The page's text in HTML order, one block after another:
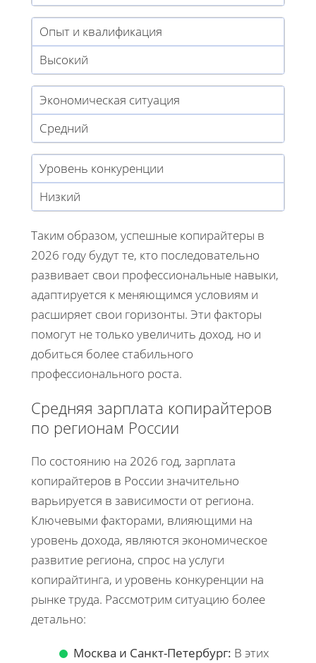
Опыт и квалификация
Высокий
Экономическая ситуация
Средний
Уровень конкуренции
Низкий
Таким образом, успешные копирайтеры в
2026 году будут те, кто последовательно
развивает свои профессиональные навыки,
адаптируется к меняющимся условиям и
расширяет свои горизонты. Эти факторы
помогут не только увеличить доход, но и
добиться более стабильного
профессионального роста.
Средняя зарплата копирайтеров
по регионам России
По состоянию на 2026 год, зарплата
копирайтеров в России значительно
варьируется в зависимости от региона.
Ключевыми факторами, влияющими на
уровень дохода, являются экономическое
развитие региона, спрос на услуги
копирайтинга, и уровень конкуренции на
рынке труда. Рассмотрим ситуацию более
детально:
Москва и Санкт-Петербург: В этих